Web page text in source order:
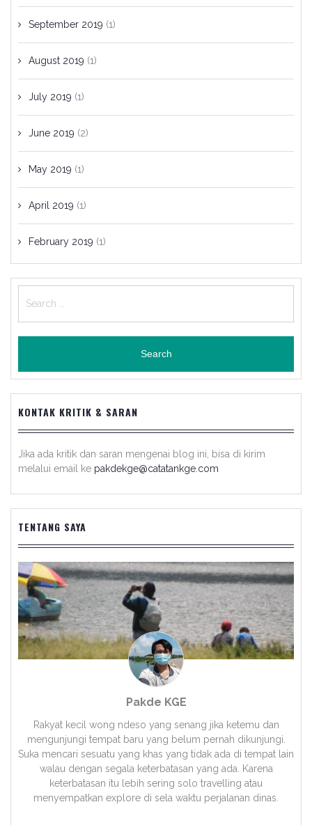
September 2019 (1)
August 2019 (1)
July 2019 (1)
June 2019 (2)
May 2019 (1)
April 2019 (1)
February 2019 (1)
for:
KONTAK KRITIK & SARAN
Jika ada kritik dan saran mengenai blog ini, bisa di kirim
melalui email ke pakdekge@catatankge.com
TENTANG SAYA
Pakde KGE
Rakyat kecil wong ndeso yang senang jika ketemu dan
mengunjungi tempat baru yang belum pernah dikunjungi.
Suka mencari sesuatu yang khas yang tidak ada di tempat lain
walau dengan segala keterbatasan yang ada. Karena
keterbatasan itu lebih sering solo travelling atau
menyempatkan explore di sela waktu perjalanan dinas.